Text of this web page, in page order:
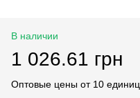
В наличии
1 026.61 грн
Оптовые цены от 10 единиц